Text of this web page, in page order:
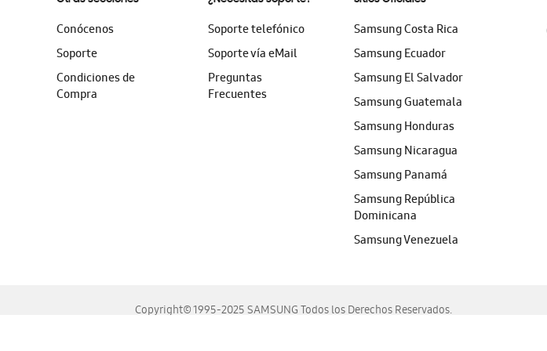
Conócenos
Soporte
Condiciones de
Compra
Soporte telefónico
Soporte vía eMail
Preguntas
Frecuentes
Samsung Costa Rica
Samsung Ecuador
Samsung El Salvador
Samsung Guatemala
Samsung Honduras
Samsung Nicaragua
Samsung Panamá
Samsung República
Dominicana
Samsung Venezuela
Copyright© 1995-2025 SAMSUNG Todos los Derechos Reservados.